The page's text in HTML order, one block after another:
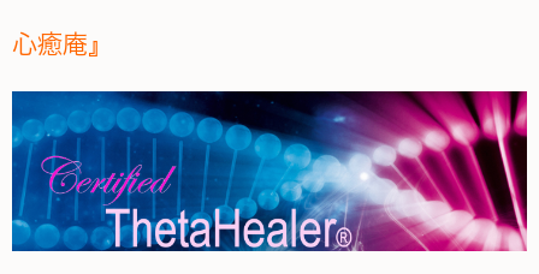
心癒庵』